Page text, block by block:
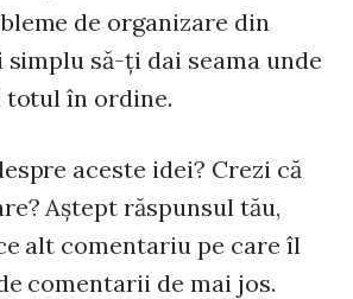
de organizare din
simplu să-ţi dai seama unde
totul în ordine.
aceste idei? Crezi că
Aştept răspunsul tău,
alt comentariu pe care îl
comentarii de mai jos.